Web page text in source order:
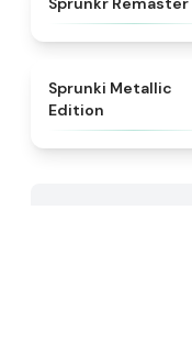
Sprunki Metallic
Edition